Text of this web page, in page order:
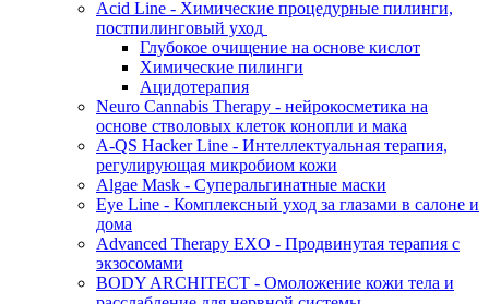
Acid Line - Химические процедурные пилинги,
постпилинговый уход
Глубокое очищение на основе кислот
Химические пилинги
Ацидотерапия
Neuro Cannabis Therapy - нейрокосметика на
основе стволовых клеток конопли и мака
A-QS Hacker Line - Интеллектуальная терапия,
регулирующая микробиом кожи
Algae Mask - Суперальгинатные маски
Eye Line - Комплексный уход за глазами в салоне и
дома
Advanced Therapy EXO - Продвинутая терапия с
экзосомами
BODY ARCHITECT - Омоложение кожи тела и